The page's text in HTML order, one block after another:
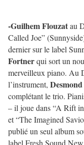
-Guilhem Flouzatau
Called Joe”
dernier sur le label
Fortnerqui sort un
merveilleux piano. Au
l’instrument,
complétant le trio.
– il joue dans “A Rift
et “The Imagined
publié un seul album
label Fresh Sound